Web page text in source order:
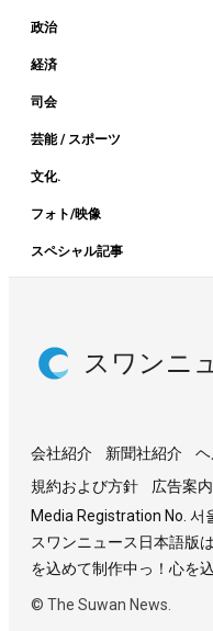
政治
経済
司会
芸能 / スポーツ
文化.
フォト/映像
スペシャル記事
スワンニ
会社紹介 新聞社紹介
規約および方針
広告案内
Media Registration No. 서
スワンニュース日本語版
を込めて制作中っ！心を
© The Suwan News.